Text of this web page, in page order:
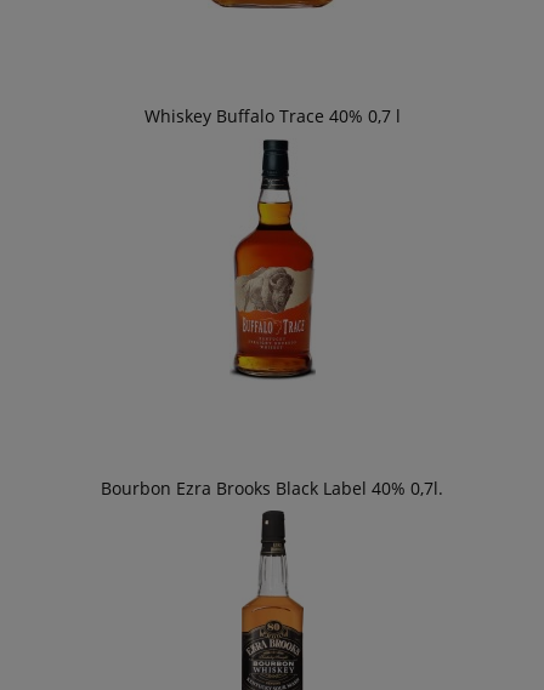
Whiskey Buffalo Trace 40% 0,7 l
Bourbon Ezra Brooks Black Label 40% 0,7l.